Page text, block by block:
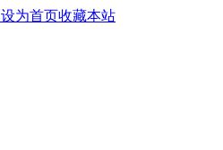
设为首页收藏本站